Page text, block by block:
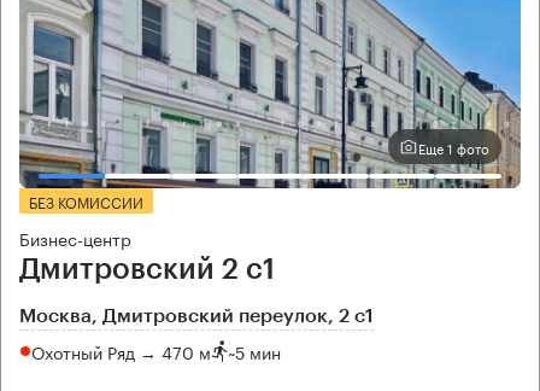
Еще 1 фото
БЕЗ КОМИССИИ
Бизнес-центр
Дмитровский 2 с1
Москва, Дмитровский переулок, 2 с1
Охотный Ряд → 470 м ~5 мин